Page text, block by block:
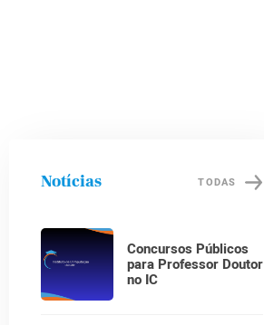
Notícias TODAS
Concursos Públicos
para Professor Doutor
no IC